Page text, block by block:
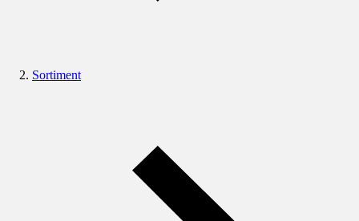
Sortiment